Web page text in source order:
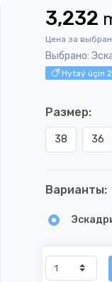
3,232
Цена за
Выбрано:
Hytaý üçin
Размер:
38 36
Варианты: